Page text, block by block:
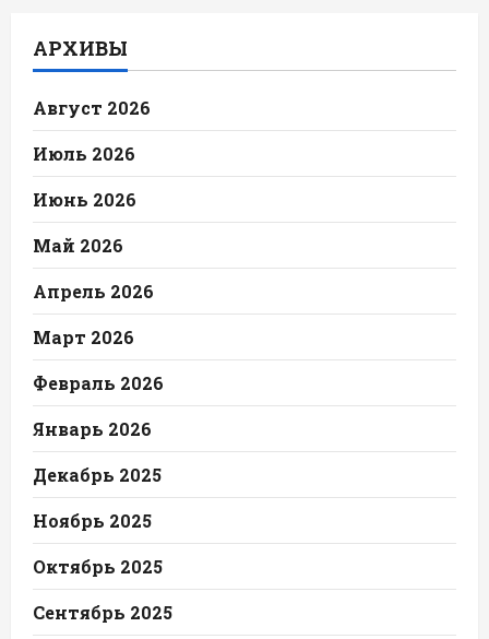
АРХИВЫ
Август 2026
Июль 2026
Июнь 2026
Май 2026
Апрель 2026
Март 2026
Февраль 2026
Январь 2026
Декабрь 2025
Ноябрь 2025
Октябрь 2025
Сентябрь 2025